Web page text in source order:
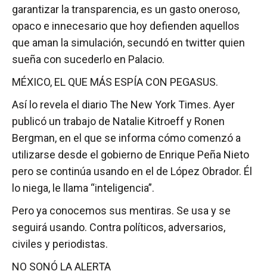
garantizar la transparencia, es un gasto oneroso,
opaco e innecesario que hoy defienden aquellos
que aman la simulación, secundó en twitter quien
sueña con sucederlo en Palacio.
MÉXICO, EL QUE MÁS ESPÍA CON PEGASUS.
Así lo revela el diario The New York Times. Ayer
publicó un trabajo de Natalie Kitroeff y Ronen
Bergman, en el que se informa cómo comenzó a
utilizarse desde el gobierno de Enrique Peña Nieto
pero se continúa usando en el de López Obrador. Él
lo niega, le llama “inteligencia”.
Pero ya conocemos sus mentiras. Se usa y se
seguirá usando. Contra políticos, adversarios,
civiles y periodistas.
NO SONÓ LA ALERTA